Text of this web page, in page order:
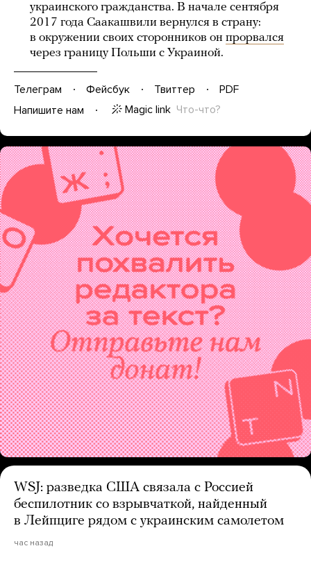
украинского гражданства. В начале сентября
2017 года Саакашвили вернулся в страну:
в окружении своих сторонников он прорвался
через границу Польши с Украиной.
Телеграм Фейсбук Твиттер
PDF
Напишите нам
Magic link Что-что?
WSJ: разведка США связала с Россией
беспилотник со взрывчаткой, найденный
в Лейпциге рядом с украинским самолетом
час назад